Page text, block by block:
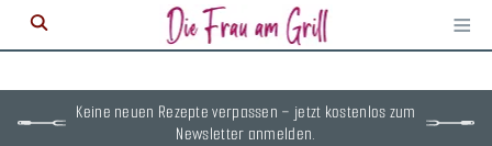
≡
Keine neuen Rezepte verpassen – jetzt kostenlos zum
Newsletter anmelden.